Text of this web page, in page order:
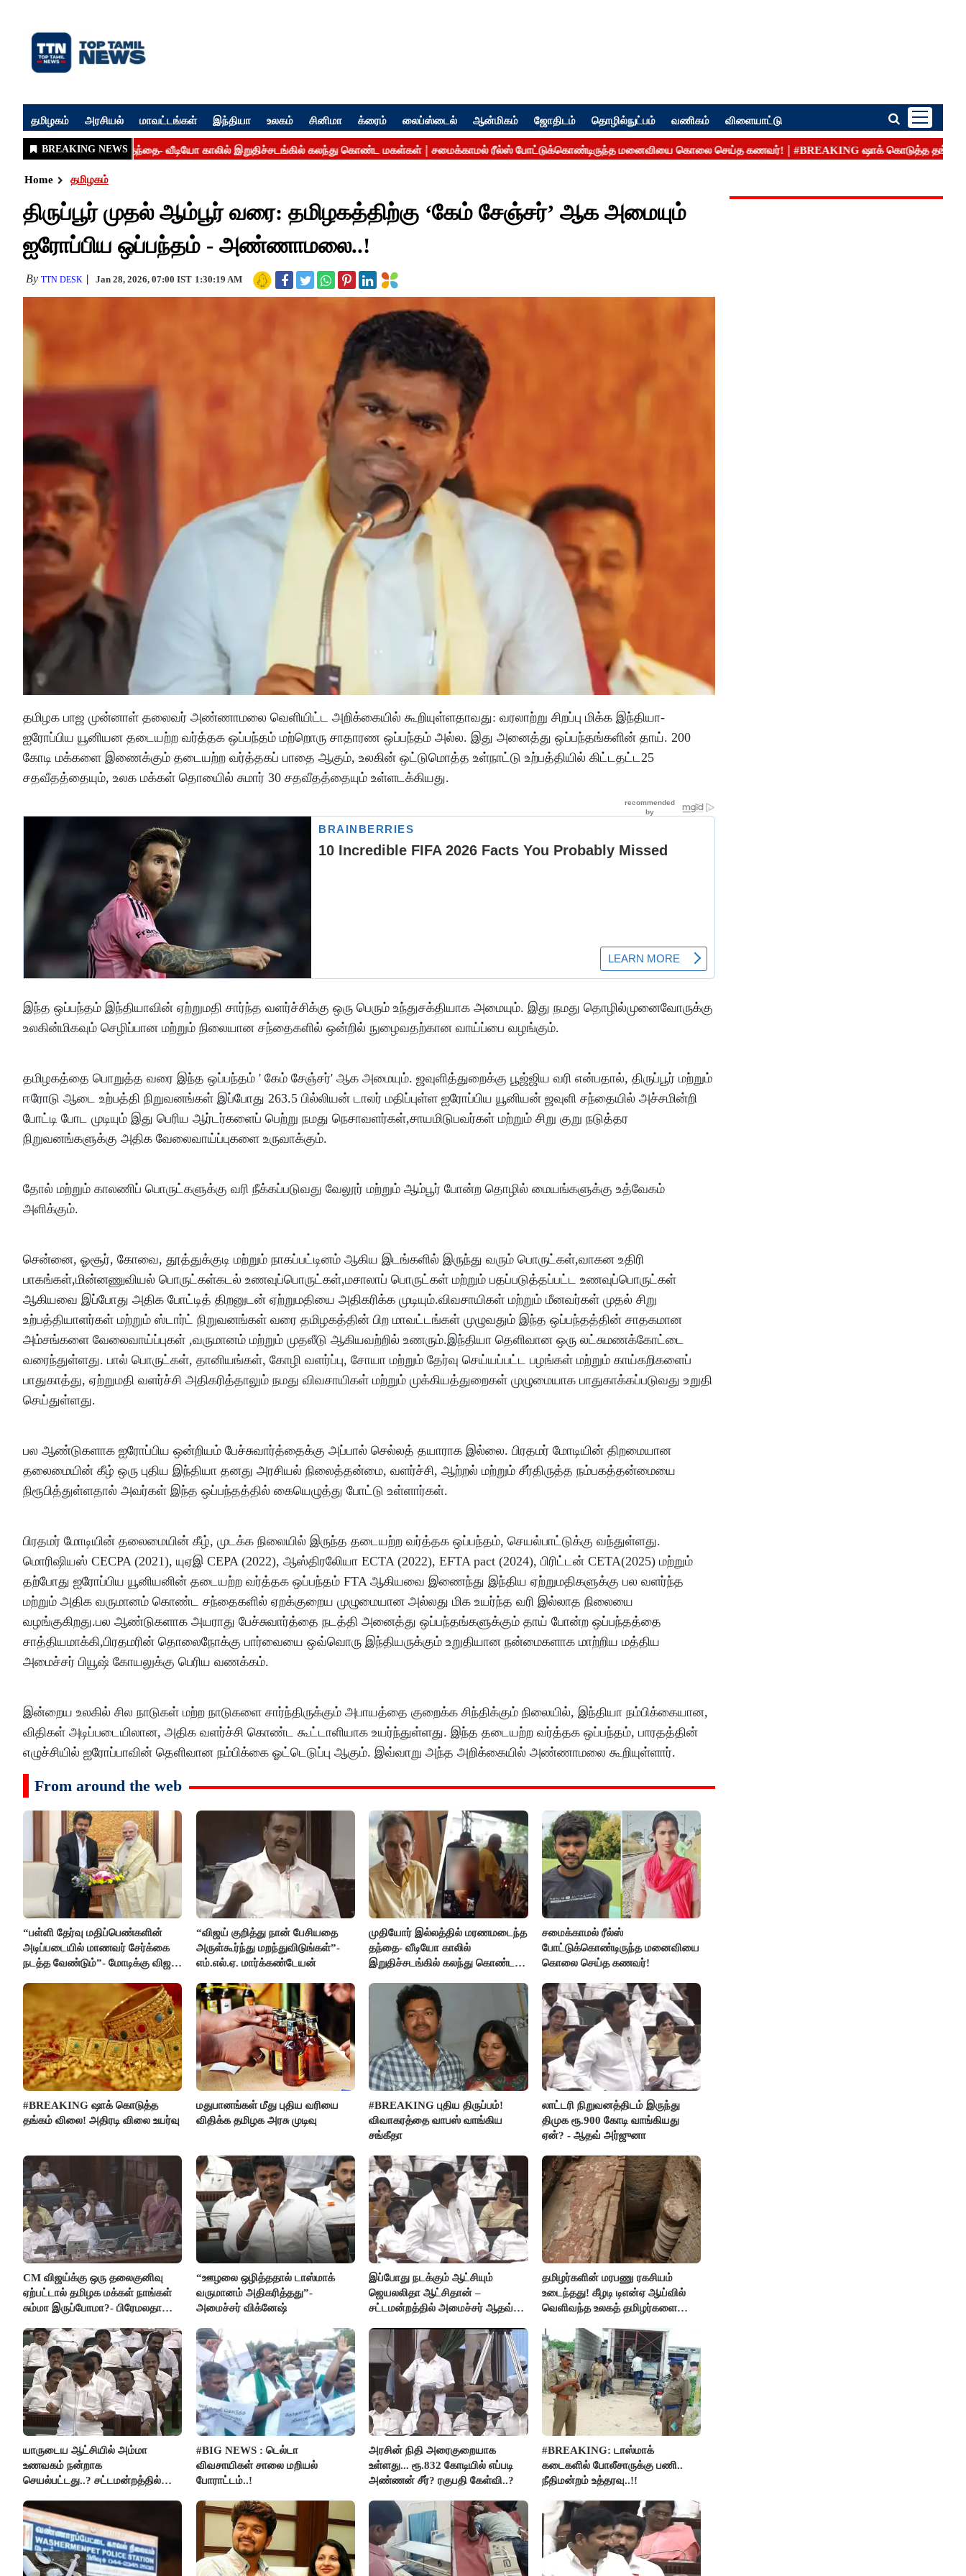
தமிழகம் அரசியல் மாவட்டங்கள் இந்தியா உலகம் சினிமா க்ரைம் லைப்ஸ்டைல் ஆன்மிகம் ஜோதிடம் தொழில்நுட்பம் வணிகம் விளையாட்டு
Home தமிழகம்
திருப்பூர் முதல் ஆம்பூர் வரை: தமிழகத்திற்கு ‘கேம் சேஞ்சர்’ ஆக அமையும்
ஐரோப்பிய ஒப்பந்தம் - அண்ணாமலை..!
By TTN DESK Jan 28, 2026, 07:00 IST 1:30:19 AM
தமிழக பாஜ முன்னாள் தலைவர் அண்ணாமலை வெளியிட்ட அறிக்கையில் கூறியுள்ளதாவது: வரலாற்று சிறப்பு மிக்க இந்தியா-
ஐரோப்பிய யூனியன தடையற்ற வர்த்தக ஒப்பந்தம் மற்றொரு சாதாரண ஒப்பந்தம் அல்ல. இது அனைத்து ஒப்பந்தங்களின் தாய். 200
கோடி மக்களை இணைக்கும் தடையற்ற வர்த்தகப் பாதை ஆகும், உலகின் ஒட்டுமொத்த உள்நாட்டு உற்பத்தியில் கிட்டதட்ட25
சதவீதத்தையும், உலக மக்கள் தொயைில் சுமார் 30 சதவீதத்தையும் உள்ளடக்கியது.
இந்த ஒப்பந்தம் இந்தியாவின் ஏற்றுமதி சார்ந்த வளர்ச்சிக்கு ஒரு பெரும் உந்துசக்தியாக அமையும். இது நமது தொழில்முனைவோருக்கு
உலகின்மிகவும் செழிப்பான மற்றும் நிலையான சந்தைகளில் ஒன்றில் நுழைவதற்கான வாய்ப்பை வழங்கும்.
தமிழகத்தை பொறுத்த வரை இந்த ஒப்பந்தம் ' கேம் சேஞ்சர்' ஆக அமையும். ஜவுளித்துறைக்கு பூஜ்ஜிய வரி என்பதால், திருப்பூர் மற்றும்
ஈரோடு ஆடை உற்பத்தி நிறுவனங்கள் இப்போது 263.5 பில்லியன் டாலர் மதிப்புள்ள ஐரோப்பிய யூனியன் ஜவுளி சந்தையில் அச்சமின்றி
போட்டி போட முடியும் இது பெரிய ஆர்டர்களைப் பெற்று நமது நெசாவளர்கள்,சாயமிடுபவர்கள் மற்றும் சிறு குறு நடுத்தர
நிறுவனங்களுக்கு அதிக வேலைவாய்ப்புகளை உருவாக்கும்.
தோல் மற்றும் காலணிப் பொருட்களுக்கு வரி நீக்கப்படுவது வேலூர் மற்றும் ஆம்பூர் போன்ற தொழில் மையங்களுக்கு உத்வேகம்
அளிக்கும்.
சென்னை, ஓசூர், கோவை, தூத்துக்குடி மற்றும் நாகப்பட்டினம் ஆகிய இடங்களில் இருந்து வரும் பொருட்கள்,வாகன உதிரி
பாகங்கள்,மின்னணுவியல் பொருட்கள்கடல் உணவுப்பொருட்கள்,மசாலாப் பொருட்கள் மற்றும் பதப்படுத்தப்பட்ட உணவுப்பொருட்கள்
ஆகியவை இப்போது அதிக போட்டித் திறனுடன் ஏற்றுமதியை அதிகரிக்க முடியும்.விவசாயிகள் மற்றும் மீனவர்கள் முதல் சிறு
உற்பத்தியாளர்கள் மற்றும் ஸ்டார்ட் நிறுவனங்கள் வரை தமிழகத்தின் பிற மாவட்டங்கள் முழுவதும் இந்த ஒப்பந்தத்தின் சாதகமான
அம்சங்களை வேலைவாய்ப்புகள் ,வருமானம் மற்றும் முதலீடு ஆகியவற்றில் உணரும்.இந்தியா தெளிவான ஒரு லட்சுமணக்கோட்டை
வரைந்துள்ளது. பால் பொருட்கள், தானியங்கள், கோழி வளர்ப்பு, சோயா மற்றும் தேர்வு செய்யப்பட்ட பழங்கள் மற்றும் காய்கறிகளைப்
பாதுகாத்து, ஏற்றுமதி வளர்ச்சி அதிகரித்தாலும் நமது விவசாயிகள் மற்றும் முக்கியத்துறைகள் முழுமையாக பாதுகாக்கப்படுவது உறுதி
செய்துள்ளது.
பல ஆண்டுகளாக ஐரோப்பிய ஒன்றியம் பேச்சுவார்த்தைக்கு அப்பால் செல்லத் தயாராக இல்லை. பிரதமர் மோடியின் திறமையான
தலைமையின் கீழ் ஒரு புதிய இந்தியா தனது அரசியல் நிலைத்தன்மை, வளர்ச்சி, ஆற்றல் மற்றும் சீர்திருத்த நம்பகத்தன்மையை
நிரூபித்துள்ளதால் அவர்கள் இந்த ஒப்பந்தத்தில் கையெழுத்து போட்டு உள்ளார்கள்.
பிரதமர் மோடியின் தலைமையின் கீழ், முடக்க நிலையில் இருந்த தடையற்ற வர்த்தக ஒப்பந்தம், செயல்பாட்டுக்கு வந்துள்ளது.
மொரிஷியஸ் CECPA (2021), யுஏஇ CEPA (2022), ஆஸ்திரலேியா ECTA (2022), EFTA pact (2024), பிரிட்டன் CETA(2025) மற்றும்
தற்போது ஐரோப்பிய யூனியனின் தடையற்ற வர்த்தக ஒப்பந்தம் FTA ஆகியவை இணைந்து இந்திய ஏற்றுமதிகளுக்கு பல வளர்ந்த
மற்றும் அதிக வருமானம் கொண்ட சந்தைகளில் ஏறக்குறைய முழுமையான அல்லது மிக உயர்ந்த வரி இல்லாத நிலையை
வழங்குகிறது.பல ஆண்டுகளாக அயராது பேச்சுவார்த்தை நடத்தி அனைத்து ஒப்பந்தங்களுக்கும் தாய் போன்ற ஒப்பந்தத்தை
சாத்தியமாக்கி,பிரதமரின் தொலைநோக்கு பார்வையை ஒவ்வொரு இந்தியருக்கும் உறுதியான நன்மைகளாக மாற்றிய மத்திய
அமைச்சர் பியூஷ் கோயலுக்கு பெரிய வணக்கம்.
இன்றைய உலகில் சில நாடுகள் மற்ற நாடுகளை சார்ந்திருக்கும் அபாயத்தை குறைக்க சிந்திக்கும் நிலையில், இந்தியா நம்பிக்கையான,
விதிகள் அடிப்படையிலான, அதிக வளர்ச்சி கொண்ட கூட்டாளியாக உயர்ந்துள்ளது. இந்த தடையற்ற வர்த்தக ஒப்பந்தம், பாரதத்தின்
எழுச்சியில் ஐரோப்பாவின் தெளிவான நம்பிக்கை ஓட்டெடுப்பு ஆகும். இவ்வாறு அந்த அறிக்கையில் அண்ணாமலை கூறியுள்ளார்.
From around the web
“பள்ளி தேர்வு மதிப்பெண்களின்
அடிப்படையில் மாணவர் சேர்க்கை
நடத்த வேண்டும்”- மோடிக்கு விஜய்
“விஜய் குறித்து நான் பேசியதை
அருள்கூர்ந்து மறந்துவிடுங்கள்”-
எம்.எல்.ஏ. மார்க்கண்டேயன்
முதியோர் இல்லத்தில் மரணமடைந்த
தந்தை- வீடியோ காலில்
இறுதிச்சடங்கில் கலந்து கொண்ட
சமைக்காமல் ரீல்ஸ்
போட்டுக்கொண்டிருந்த மனைவியை
கொலை செய்த கணவர்!
#BREAKING ஷாக் கொடுத்த
தங்கம் விலை! அதிரடி விலை உயர்வு
மதுபானங்கள் மீது புதிய வரியை
விதிக்க தமிழக அரசு முடிவு
#BREAKING புதிய திருப்பம்!
விவாகரத்தை வாபஸ் வாங்கிய
சங்கீதா
லாட்டரி நிறுவனத்திடம் இருந்து
திமுக ரூ.900 கோடி வாங்கியது
ஏன்? - ஆதவ் அர்ஜுனா
CM விஜய்க்கு ஒரு தலைகுனிவு
ஏற்பட்டால் தமிழக மக்கள் நாங்கள்
சும்மா இருப்போமா?- பிரேமலதா
“ஊழலை ஒழித்ததால் டாஸ்மாக்
வருமானம் அதிகரித்தது”-
அமைச்சர் விக்னேஷ்
இப்போது நடக்கும் ஆட்சியும்
ஜெயலலிதா ஆட்சிதான் –
சட்டமன்றத்தில் அமைச்சர் ஆதவ்
தமிழர்களின் மரபணு ரகசியம்
உடைந்தது! கீழடி டிஎன்ஏ ஆய்வில்
வெளிவந்த உலகத் தமிழர்களை
யாருடைய ஆட்சியில் அம்மா
உணவகம் நன்றாக
செயல்பட்டது..? சட்டமன்றத்தில்
#BIG NEWS : டெல்டா
விவசாயிகள் சாலை மறியல்
போராட்டம்..!
அரசின் நிதி அரைகுறையாக
உள்ளது... ரூ.832 கோடியில் எப்படி
அண்ணன் சீர்? ரகுபதி கேள்வி..?
#BREAKING: டாஸ்மாக்
கடைகளில் போலீசாருக்கு பணி..
நீதிமன்றம் உத்தரவு..!!